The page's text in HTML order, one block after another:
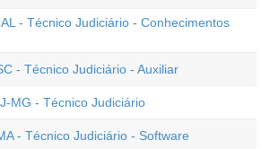
- Técnico Judiciário - Conhecimentos
- Técnico Judiciário - Auxiliar
MG - Técnico Judiciário
- Técnico Judiciário - Software